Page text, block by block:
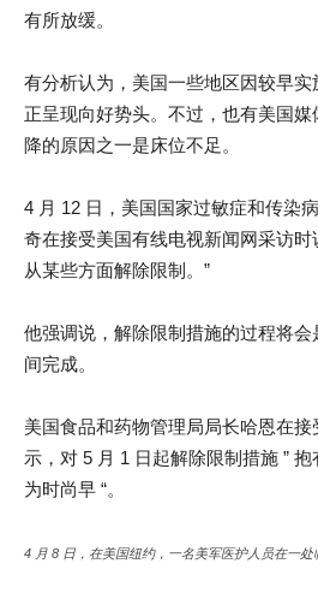
有所放缓。
有分析认为，美国一些地区因较早
正呈现向好势头。不过，也有美国
降的原因之一是床位不足。
4 月 12 日，美国国家过敏症和传染
奇在接受美国有线电视新闻网采访时
从某些方面解除限制。”
他强调说，解除限制措施的过程将
间完成。
美国食品和药物管理局局长哈恩在
示，对 5 月 1 日起解除限制措施 ”
为时尚早 “。
4 月 8 日，在美国纽约，一名美军医护人员在一